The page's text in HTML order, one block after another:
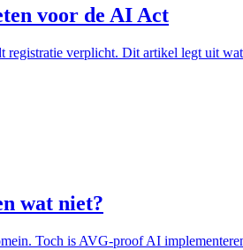
voor de AI Act
verplicht. Dit artikel legt uit
wat niet?
Toch is AVG-proof AI